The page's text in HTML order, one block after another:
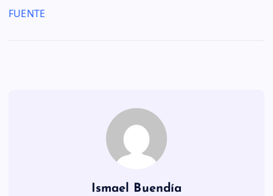
FUENTE
Ismael Buendía